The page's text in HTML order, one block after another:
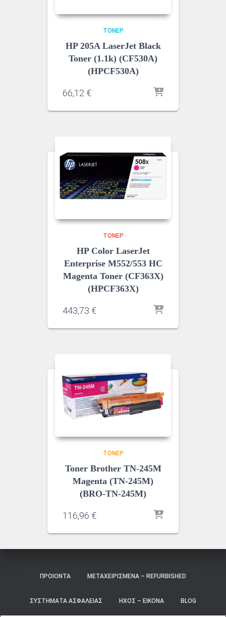
ΤΌΝΕΡ
HP 205A LaserJet Black
Toner (1.1k) (CF530A)
(HPCF530A)
66,12 €
ΤΌΝΕΡ
HP Color LaserJet
Enterprise M552/553 HC
Magenta Toner (CF363X)
(HPCF363X)
443,73 €
ΤΌΝΕΡ
Toner Brother TN-245M
Magenta (TN-245M)
(BRO-TN-245M)
116,96 €
ΠΡΟΙΌΝΤΑ ΜΕΤΑΧΕΙΡΙΣΜΈΝΑ – REFURBISHED
ΣΥΣΤΉΜΑΤΑ ΑΣΦΑΛΕΊΑΣ ΉΧΟΣ – ΕΙΚΌΝΑ BLOG